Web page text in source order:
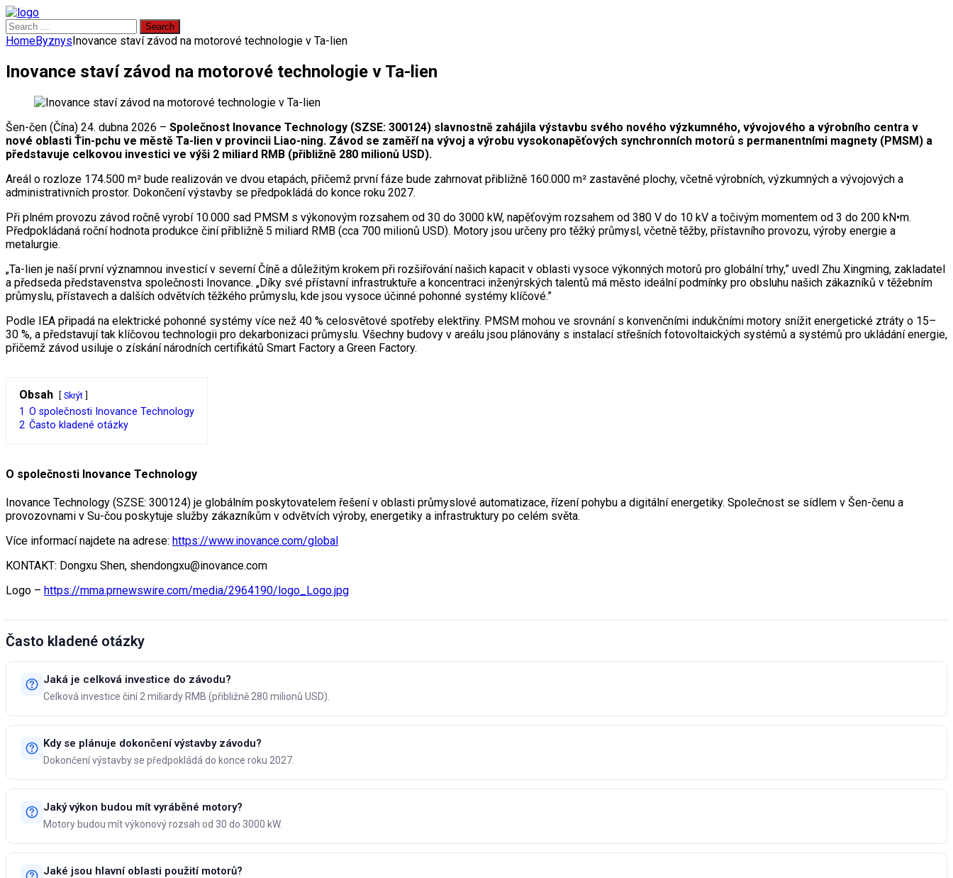
Search
for:
HomeByznysInovance staví závod na motorové technologie v Ta-lien
Inovance staví závod na motorové technologie v Ta-lien
Šen-čen (Čína) 24. dubna 2026 – Společnost Inovance Technology (SZSE: 300124) slavnostně zahájila výstavbu svého nového výzkumného, vývojového a výrobního centra v
nové oblasti Ťin-pchu ve městě Ta-lien v provincii Liao-ning. Závod se zaměří na vývoj a výrobu vysokonapěťových synchronních motorů s permanentními magnety (PMSM) a
představuje celkovou investici ve výši 2 miliard RMB (přibližně 280 milionů USD).
Areál o rozloze 174.500 m² bude realizován ve dvou etapách, přičemž první fáze bude zahrnovat přibližně 160.000 m² zastavěné plochy, včetně výrobních, výzkumných a vývojových a
administrativních prostor. Dokončení výstavby se předpokládá do konce roku 2027.
Při plném provozu závod ročně vyrobí 10.000 sad PMSM s výkonovým rozsahem od 30 do 3000 kW, napěťovým rozsahem od 380 V do 10 kV a točivým momentem od 3 do 200 kN•m.
Předpokládaná roční hodnota produkce činí přibližně 5 miliard RMB (cca 700 milionů USD). Motory jsou určeny pro těžký průmysl, včetně těžby, přístavního provozu, výroby energie a
metalurgie.
„Ta-lien je naší první významnou investicí v severní Číně a důležitým krokem při rozšiřování našich kapacit v oblasti vysoce výkonných motorů pro globální trhy,” uvedl Zhu Xingming, zakladatel
a předseda představenstva společnosti Inovance. „Díky své přístavní infrastruktuře a koncentraci inženýrských talentů má město ideální podmínky pro obsluhu našich zákazníků v těžebním
průmyslu, přístavech a dalších odvětvích těžkého průmyslu, kde jsou vysoce účinné pohonné systémy klíčové.”
Podle IEA připadá na elektrické pohonné systémy více než 40 % celosvětové spotřeby elektřiny. PMSM mohou ve srovnání s konvenčními indukčními motory snížit energetické ztráty o 15–
30 %, a představují tak klíčovou technologii pro dekarbonizaci průmyslu. Všechny budovy v areálu jsou plánovány s instalací střešních fotovoltaických systémů a systémů pro ukládání energie,
přičemž závod usiluje o získání národních certifikátů Smart Factory a Green Factory.
Obsah Skrýt
1 O společnosti Inovance Technology
2 Často kladené otázky
O společnosti Inovance Technology
Inovance Technology (SZSE: 300124) je globálním poskytovatelem řešení v oblasti průmyslové automatizace, řízení pohybu a digitální energetiky. Společnost se sídlem v Šen-čenu a
provozovnami v Su-čou poskytuje služby zákazníkům v odvětvích výroby, energetiky a infrastruktury po celém světa.
Více informací najdete na adrese: https://www.inovance.com/global
KONTAKT: Dongxu Shen, shendongxu@inovance.com
Logo – https://mma.prnewswire.com/media/2964190/logo_Logo.jpg
Často kladené otázky
Jaká je celková investice do závodu?
Celková investice činí 2 miliardy RMB (přibližně 280 milionů USD).
Kdy se plánuje dokončení výstavby závodu?
Dokončení výstavby se předpokládá do konce roku 2027.
Jaký výkon budou mít vyráběné motory?
Motory budou mít výkonový rozsah od 30 do 3000 kW.
Jaké jsou hlavní oblasti použití motorů?